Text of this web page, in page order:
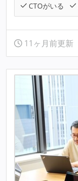
CTOがいる
11ヶ月前更新